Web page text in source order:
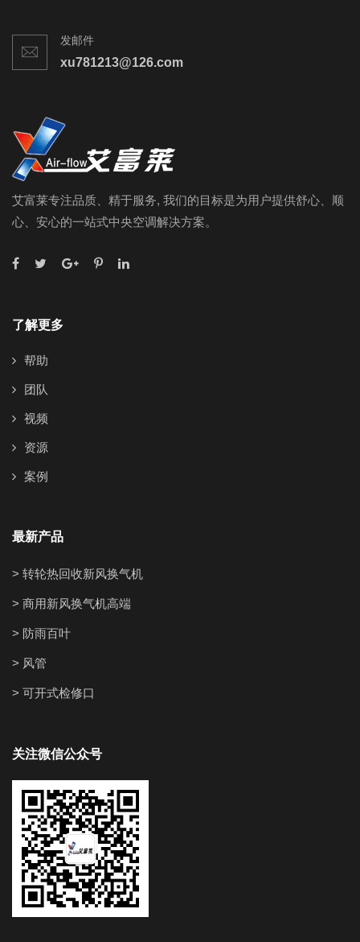
发邮件
xu781213@126.com
艾富莱专注品质、精于服务, 我们的目标是为用户提供舒心、顺
心、安心的一站式中央空调解决方案。
了解更多
帮助
团队
视频
资源
案例
最新产品
> 转轮热回收新风换气机
> 商用新风换气机高端
> 防雨百叶
> 风管
> 可开式检修口
关注微信公众号